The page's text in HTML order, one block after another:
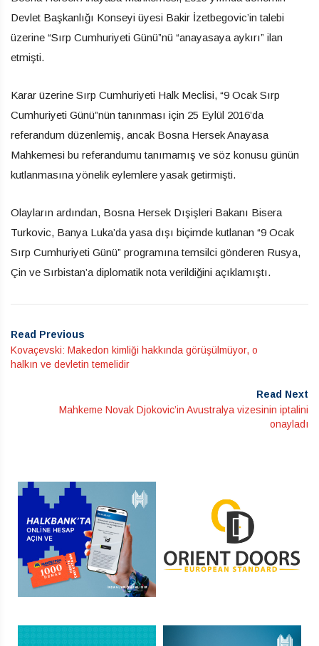
Devlet Başkanlığı Konseyi üyesi Bakir İzetbegovic’in talebi
üzerine “Sırp Cumhuriyeti Günü”nü “anayasaya aykırı” ilan
etmişti.
Karar üzerine Sırp Cumhuriyeti Halk Meclisi, “9 Ocak Sırp
Cumhuriyeti Günü”nün tanınması için 25 Eylül 2016’da
referandum düzenlemiş, ancak Bosna Hersek Anayasa
Mahkemesi bu referandumu tanımamış ve söz konusu günün
kutlanmasına yönelik eylemlere yasak getirmişti.
Olayların ardından, Bosna Hersek Dışişleri Bakanı Bisera
Turkovic, Banya Luka’da yasa dışı biçimde kutlanan “9 Ocak
Sırp Cumhuriyeti Günü” programına temsilci gönderen Rusya,
Çin ve Sırbistan’a diplomatik nota verildiğini açıklamıştı.
Read Previous
Kovaçevski: Makedon kimliği hakkında görüşülmüyor, o
halkın ve devletin temelidir
Read Next
Mahkeme Novak Djokovic’in Avustralya vizesinin iptalini
onayladı